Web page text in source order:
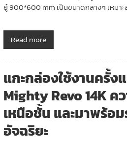
ยู๋ 900*600 mm เป็นขนาดกลางๆ เหมาะ
Read more
แกะกล่องใช้งานครั้ง
Mighty Revo 14K ค
เหนือชั้น และมาพร้อ
อัจฉริยะ